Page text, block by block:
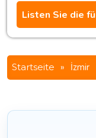
Startseite » İzmir